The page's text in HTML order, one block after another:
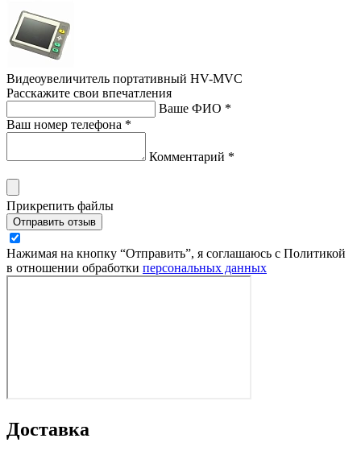
Видеоувеличитель портативный HV-MVC
Расскажите свои впечатления
Ваше ФИО *
Ваш номер телефона *
Комментарий *
Прикрепить файлы
Отправить отзыв
Нажимая на кнопку “Отправить”, я соглашаюсь с Политикой
в отношении обработки персональных данных
Доставка